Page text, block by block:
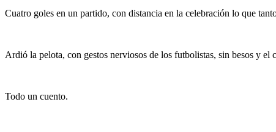
Cuatro goles en un partido, con distancia en la celebración lo que
Ardió la pelota, con gestos nerviosos de los futbolistas, sin besos y el
Todo un cuento.